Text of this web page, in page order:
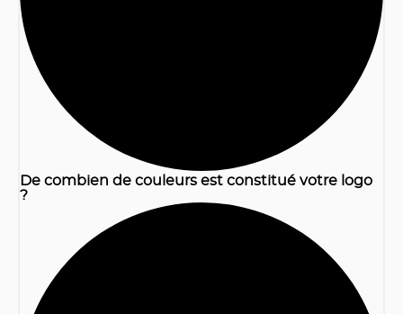
De combien de couleurs est constitué votre logo
?